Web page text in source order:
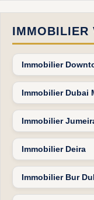
IMMOBILIER
Immobilier
Immobilier Dubai
Immobilier
Immobilier Deira
Immobilier Bur